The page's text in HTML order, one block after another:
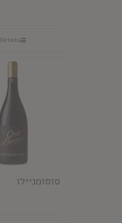
Details
סוסומניילו